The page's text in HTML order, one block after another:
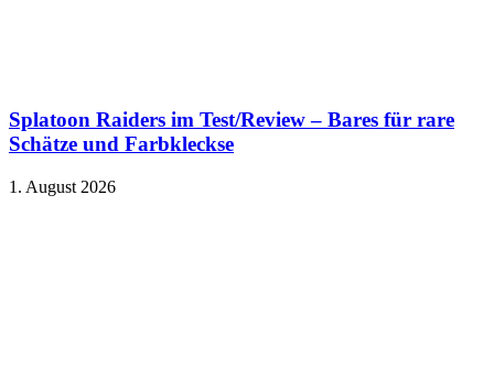
Splatoon Raiders im Test/Review – Bares für rare
Schätze und Farbkleckse
1. August 2026